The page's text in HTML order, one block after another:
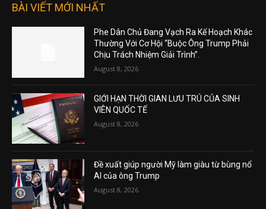
BÀI VIẾT MỚI NHẤT
Phe Dân Chủ Đang Vạch Ra Kế Hoạch Khác
Thường Với Cơ Hội “Buộc Ông Trump Phải
Chịu Trách Nhiệm Giải Trình”.
August 8, 2026
GIỚI HẠN THỜI GIAN LƯU TRÚ CỦA SINH
VIÊN QUỐC TẾ
August 8, 2026
Đề xuất giúp người Mỹ làm giàu từ bùng nổ
AI của ông Trump
August 8, 2026